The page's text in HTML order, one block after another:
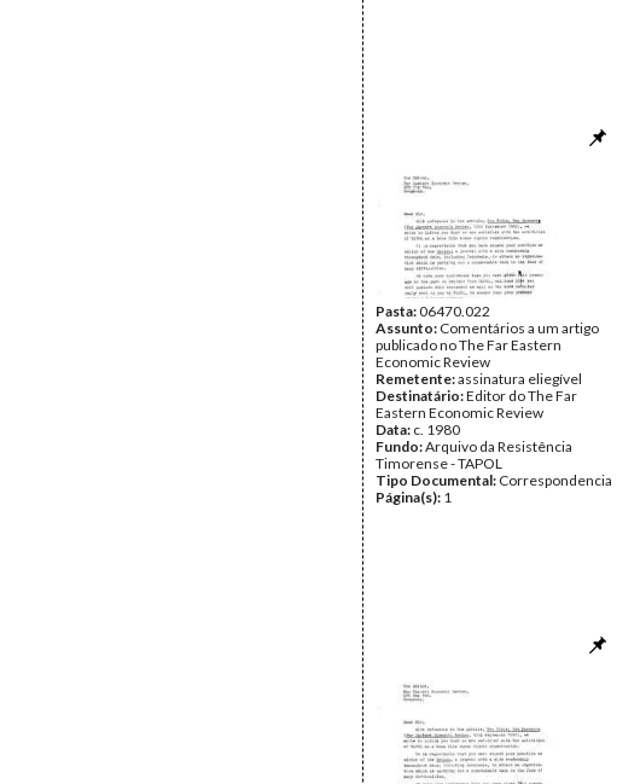
Pasta:06470.022
Assunto: Comentários a um artigo
publicado no The Far Eastern
Economic Review
Remetente:assinatura eliegível
Destinatário:Editor do The Far
Eastern Economic Review
Data: c. 1980
Fundo:Arquivo da Resistência
Timorense - TAPOL
Tipo Documental: Correspondencia
Página(s): 1